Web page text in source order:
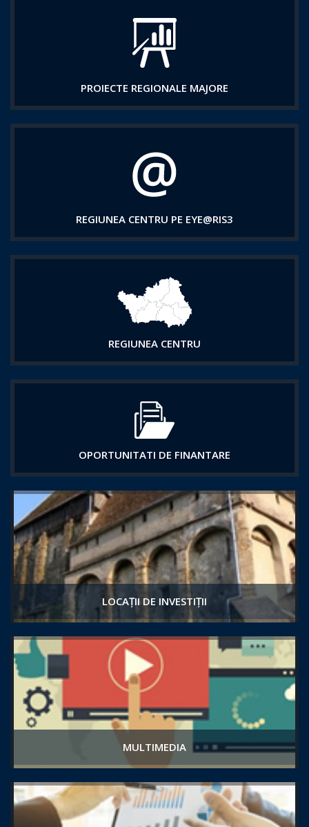
PROIECTE REGIONALE MAJORE
REGIUNEA CENTRU PE EYE@RIS3
REGIUNEA CENTRU
OPORTUNITATI DE FINANTARE
LOCAȚII DE INVESTIȚII
MULTIMEDIA